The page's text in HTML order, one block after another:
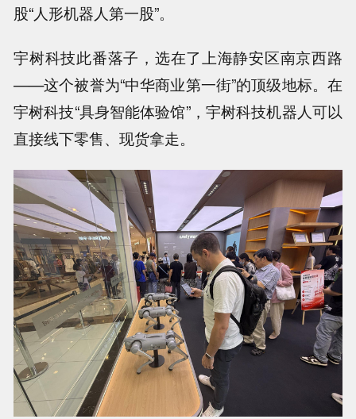
股“人形机器人第一股”。
宇树科技此番落子，选在了上海静安区南京西路
——这个被誉为“中华商业第一街”的顶级地标。在
宇树科技“具身智能体验馆”，宇树科技机器人可以
直接线下零售、现货拿走。